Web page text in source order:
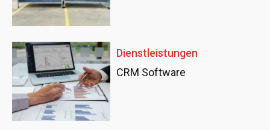
Dienstleistungen
CRM Software